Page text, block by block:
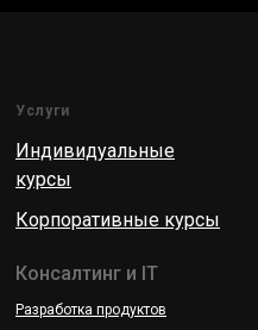
Услуги
Индивидуальные
курсы
Корпоративные курсы
Консалтинг и IT
Разработка продуктов